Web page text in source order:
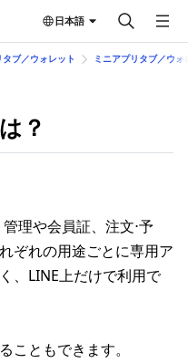
日本語
タブ／ウォレット ミニアプリタブ／ウォ
？
理や会員証、注文⋅予
ぞれの用途ごとに専用ア
、LINE上だけで利用で
こともできます。